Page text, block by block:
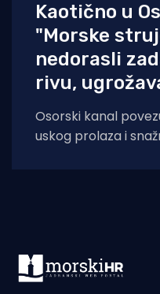
Kaotično u
"Morske
nedorasli
rivu,
Osorski kanal
uskog prolaza i